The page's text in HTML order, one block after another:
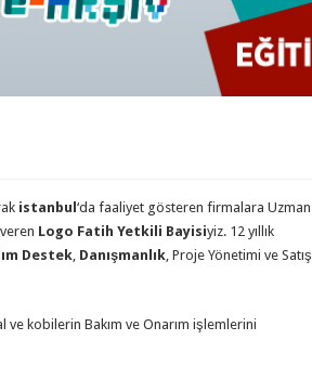
istanbul‘da faaliyet gösteren firmalara Uzman
Logo Fatih Yetkili Bayisiyiz. 12 yıllık
Destek Danışmanlık , Proje Yönetimi ve Satış
ve kobilerin Bakım ve Onarım işlemlerini